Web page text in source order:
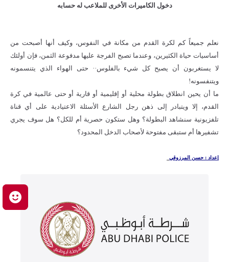
دخول الكاميرات الأخرى للملاعب له حسابه
نعلم جميعاً كم لكرة القدم من مكانة في النفوس، وكيف أنها أصبحت من
أساسيات حياة الكثيرين، وعندما تصبح الفرجة عليها مدفوعة الثمن، فإن أولئك
لا يستغربون أن يصبح كل شيء بالفلوس·· حتى الهواء الذي يتنسمونه
ويتنفسونه!
ما أن يحين انطلاق بطولة محلية أو إقليمية أو قارية أو حتى عالمية في كرة
القدم، إلا ويتبادر إلى ذهن رجل الشارع الأسئلة الاعتيادية على أي قناة
تلفزيونية سنشاهد البطولة؟ وهل ستكون حصرية أم للكل؟ هل سوف يجري
تشفيرها أم ستبقى مفتوحة لأصحاب الدخل المحدود؟
إعداد : حسن المرزوقي